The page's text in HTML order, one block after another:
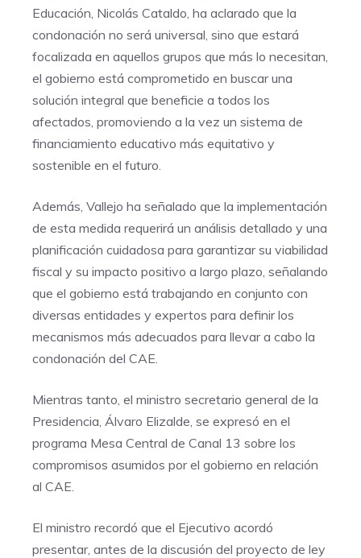
Educación, Nicolás Cataldo, ha aclarado que la
condonación no será universal, sino que estará
focalizada en aquellos grupos que más lo necesitan,
el gobierno está comprometido en buscar una
solución integral que beneficie a todos los
afectados, promoviendo a la vez un sistema de
financiamiento educativo más equitativo y
sostenible en el futuro.
Además, Vallejo ha señalado que la implementación
de esta medida requerirá un análisis detallado y una
planificación cuidadosa para garantizar su viabilidad
fiscal y su impacto positivo a largo plazo, señalando
que el gobierno está trabajando en conjunto con
diversas entidades y expertos para definir los
mecanismos más adecuados para llevar a cabo la
condonación del CAE.
Mientras tanto, el ministro secretario general de la
Presidencia, Álvaro Elizalde, se expresó en el
programa Mesa Central de Canal 13 sobre los
compromisos asumidos por el gobierno en relación
al CAE.
El ministro recordó que el Ejecutivo acordó
presentar, antes de la discusión del proyecto de ley